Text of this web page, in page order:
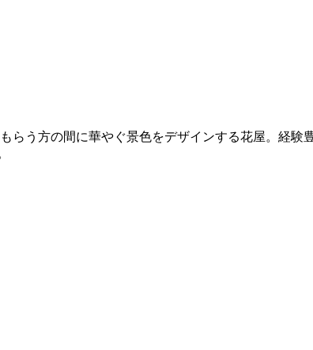
らう方の間に華やぐ景色をデザインする花屋。経